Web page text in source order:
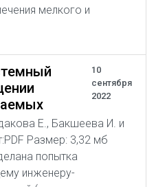
мелкого и
10
сентября
2022
Е., Бакшеева И. и
Размер: 3,32 мб
попытка
инженеру-